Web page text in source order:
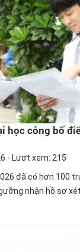
học công bố
- Lượt xem: 215
đã có hơn 100
nhận hồ sơ